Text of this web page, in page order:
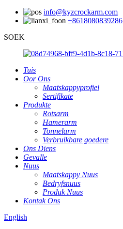
info@kyzcrockarm.com
+8618080839286
SOEK
Tuis
Oor Ons
Maatskappyprofiel
Sertifikate
Produkte
Rotsarm
Hamerarm
Tonnelarm
Verbruikbare goedere
Ons Diens
Gevalle
Nuus
Maatskappy Nuus
Bedryfsnuus
Produk Nuus
Kontak Ons
English